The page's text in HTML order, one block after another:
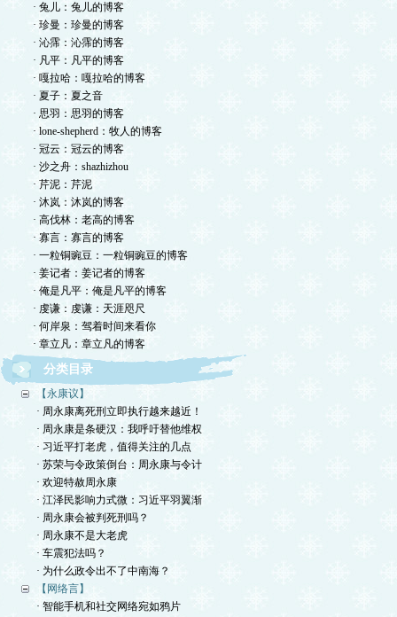
· 兔儿：兔儿的博客
· 珍曼：珍曼的博客
· 沁霈：沁霈的博客
· 凡平：凡平的博客
· 嘎拉哈：嘎拉哈的博客
· 夏子：夏之音
· 思羽：思羽的博客
· lone-shepherd：牧人的博客
· 冠云：冠云的博客
· 沙之舟：shazhizhou
· 芹泥：芹泥
· 沐岚：沐岚的博客
· 高伐林：老高的博客
· 寡言：寡言的博客
· 一粒铜豌豆：一粒铜豌豆的博客
· 姜记者：姜记者的博客
· 俺是凡平：俺是凡平的博客
· 虔谦：虔谦：天涯咫尺
· 何岸泉：驾着时间来看你
· 章立凡：章立凡的博客
分类目录
【永康议】
· 周永康离死刑立即执行越来越近！
· 周永康是条硬汉：我呼吁替他维权
· 习近平打老虎，值得关注的几点
· 苏荣与令政策倒台：周永康与令计
· 欢迎特赦周永康
· 江泽民影响力式微：习近平羽翼渐
· 周永康会被判死刑吗？
· 周永康不是大老虎
· 车震犯法吗？
· 为什么政令出不了中南海？
【网络言】
· 智能手机和社交网络宛如鸦片